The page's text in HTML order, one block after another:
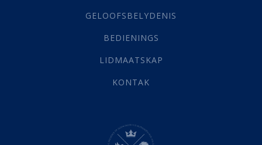
Lewensdoel(3)
Selfondersoek(1)
Werk(22)
(142)
Hemel (31)
GELOOFSBELYDENIS
BEDIENINGS
LIDMAATSKAP
KONTAK